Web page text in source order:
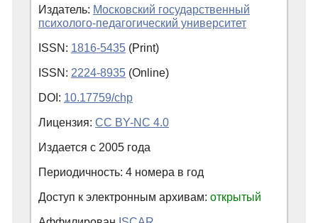
Издатель: Московский государственный
психолого-педагогический университет
ISSN: 1816-5435 (Print)
ISSN: 2224-8935 (Online)
DOI: 10.17759/chp
Лицензия: CC BY-NC 4.0
Издается с 2005 года
Периодичность: 4 номера в год
Доступ к электронным архивам: открытый